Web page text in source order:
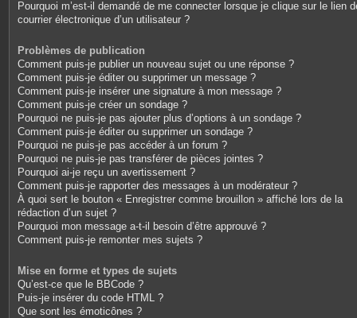
Pourquoi m’est-il demandé de me connecter lorsque je clique sur le lien
courrier électronique d’un utilisateur ?
Problèmes de publication
Comment puis-je publier un nouveau sujet ou une réponse ?
Comment puis-je éditer ou supprimer un message ?
Comment puis-je insérer une signature à mon message ?
Comment puis-je créer un sondage ?
Pourquoi ne puis-je pas ajouter plus d’options à un sondage ?
Comment puis-je éditer ou supprimer un sondage ?
Pourquoi ne puis-je pas accéder à un forum ?
Pourquoi ne puis-je pas transférer de pièces jointes ?
Pourquoi ai-je reçu un avertissement ?
Comment puis-je rapporter des messages à un modérateur ?
À quoi sert le bouton « Enregistrer comme brouillon » affiché lors de la
rédaction d’un sujet ?
Pourquoi mon message a-t-il besoin d’être approuvé ?
Comment puis-je remonter mes sujets ?
Mise en forme et types de sujets
Qu’est-ce que le BBCode ?
Puis-je insérer du code HTML ?
Que sont les émoticônes ?